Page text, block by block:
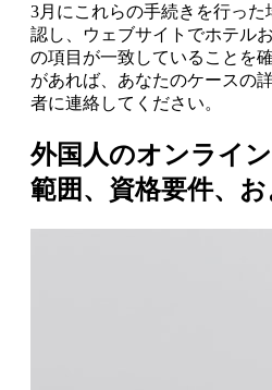
3月にこれらの手続きを行っ
認し、ウェブサイトでホテル
の項目が一致していることを
があれば、あなたのケースの
者に連絡してください。
外国人のオンライ
範囲、資格要件、